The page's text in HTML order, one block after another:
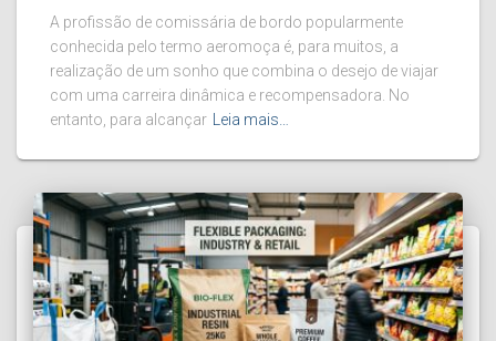
A profissão de comissária de bordo popularmente
conhecida pelo termo aeromoça é, para muitos, a
realização de um sonho que combina o desejo de viajar
com uma carreira dinâmica e recompensadora. No
entanto, para alcançar Leia mais…